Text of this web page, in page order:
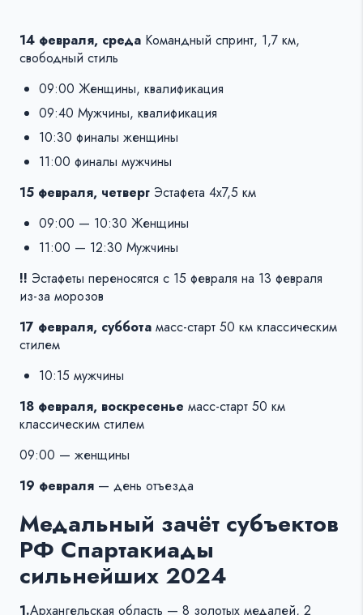
14 февраля, среда Командный спринт, 1,7 км,
свободный стиль
09:00 Женщины, квалификация
09:40 Мужчины, квалификация
10:30 финалы женщины
11:00 финалы мужчины
15 февраля, четверг Эстафета 4х7,5 км
09:00 — 10:30 Женщины
11:00 — 12:30 Мужчины
!! Эстафеты переносятся с 15 февраля на 13 февраля
из-за морозов
17 февраля, суббота масс-старт 50 км классическим
стилем
10:15 мужчины
18 февраля, воскресенье масс-старт 50 км
классическим стилем
09:00 — женщины
19 февраля — день отъезда
Медальный зачёт субъектов
РФ Спартакиады
сильнейших 2024
1.Архангельская область — 8 золотых медалей, 2